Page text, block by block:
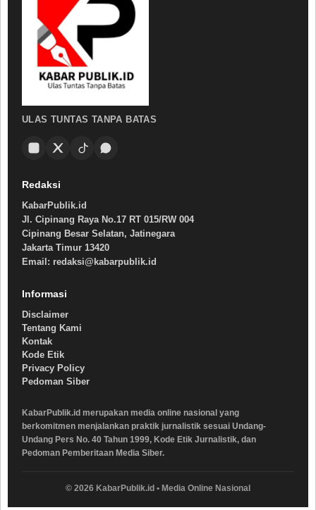
ULAS TUNTAS TANPA BATAS
Redaksi
KabarPublik.id
Jl. Cipinang Raya No.17 RT 015/RW 004
Cipinang Besar Selatan, Jatinegara
Jakarta Timur 13420
Email: redaksi@kabarpublik.id
Informasi
Disclaimer
Tentang Kami
Kontak
Kode Etik
Privacy Policy
Pedoman Siber
KabarPublik.id merupakan media online nasional yang
berkomitmen menjalankan praktik jurnalistik sesuai Undang-
Undang Pers No. 40 Tahun 1999, Kode Etik Jurnalistik, dan
Pedoman Pemberitaan Media Siber.
© 2026 KabarPublik.id • Media Online Nasional